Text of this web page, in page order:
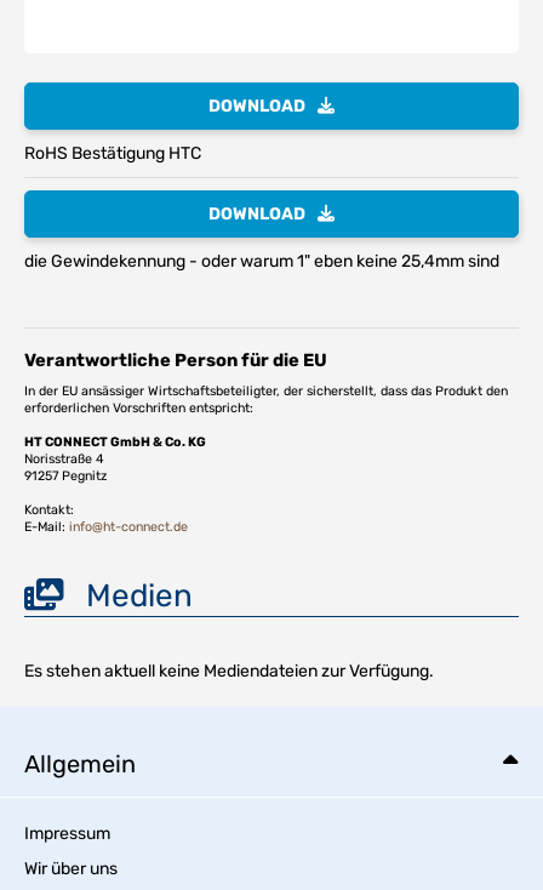
DOWNLOAD
RoHS Bestätigung HTC
DOWNLOAD
die Gewindekennung - oder warum 1" eben keine 25,4mm sind
Verantwortliche Person für die EU
In der EU ansässiger Wirtschaftsbeteiligter, der sicherstellt, dass das Produkt den
erforderlichen Vorschriften entspricht:
HT CONNECT GmbH & Co. KG
Norisstraße 4
91257 Pegnitz
Kontakt:
E-Mail: info@ht-connect.de
Medien
Es stehen aktuell keine Mediendateien zur Verfügung.
Allgemein
Impressum
Wir über uns